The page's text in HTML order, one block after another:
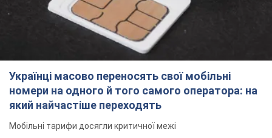
Українці масово переносять свої мобільні
номери на одного й того самого оператора: на
який найчастіше переходять
Мобільні тарифи досягли критичної межі